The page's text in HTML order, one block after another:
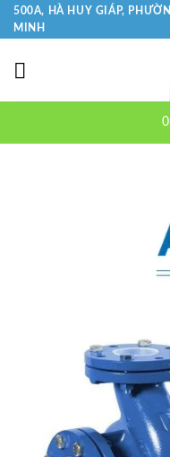
Bỏ
qua
dung
500A, HÀ HUY GIÁP,
MINH